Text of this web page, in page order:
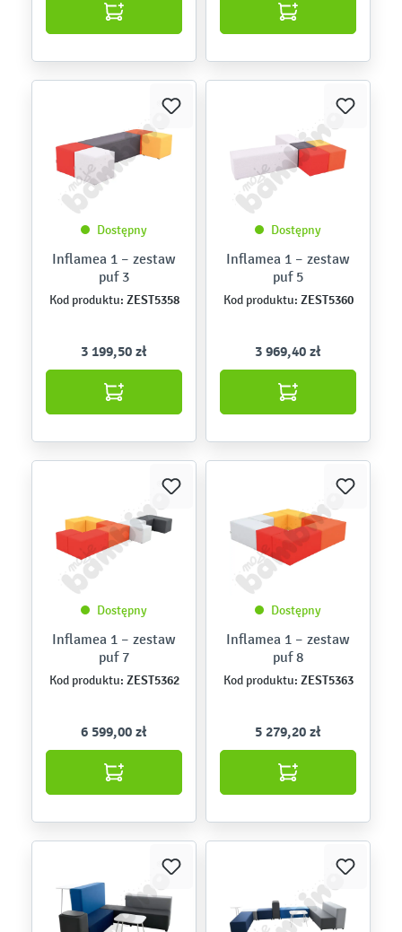
Dostępny
Inflamea 1 – zestaw
puf 3
Kod produktu: ZEST5358
3 199,50 zł
Dostępny
Inflamea 1 – zestaw
puf 5
Kod produktu: ZEST5360
3 969,40 zł
Dostępny
Inflamea 1 – zestaw
puf 7
Kod produktu: ZEST5362
6 599,00 zł
Dostępny
Inflamea 1 – zestaw
puf 8
Kod produktu: ZEST5363
5 279,20 zł